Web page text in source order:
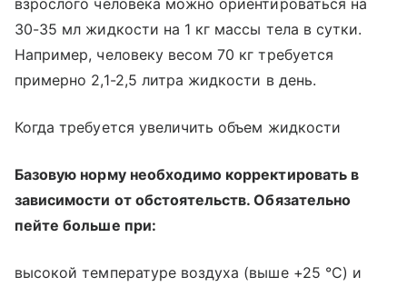
30-35 мл жидкости на 1 кг массы тела в сутки.
Например, человеку весом 70 кг требуется
примерно 2,1-2,5 литра жидкости в день.
Когда требуется увеличить объем жидкости
Базовую норму необходимо корректировать в
зависимости от обстоятельств. Обязательно
пейте больше при:
высокой температуре воздуха (выше +25 °C) и